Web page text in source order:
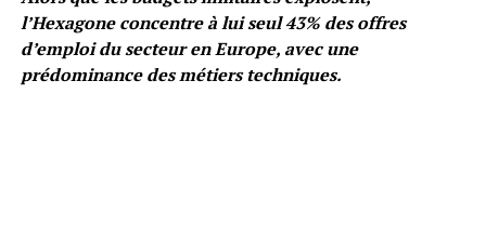
l’Hexagone concentre à lui seul 43% des offres
d’emploi du secteur en Europe, avec une
prédominance des métiers techniques.